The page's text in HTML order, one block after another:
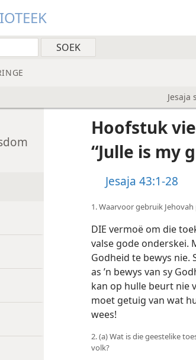
Hoofstuk
“Julle is my
Jesaja 43:1-28
1. Waarvoor gebruik
DIE vermoë om die
valse gode onderskei.
Godheid te bewys nie.
as ’n bewys van sy
kan op hulle beurt nie
moet getuig van wat
wees!
2. (a) Wat is die geestelike
volk?